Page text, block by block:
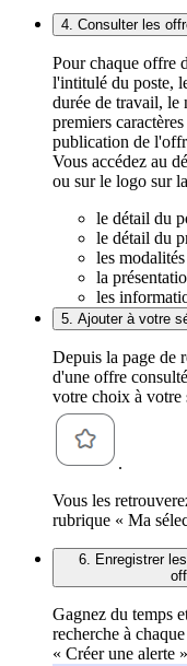
4. Consulter les
Pour chaque offre
l'intitulé du poste,
durée de travail, le
premiers
publication de
Vous accédez au
ou sur le logo sur
le détail du
le détail du
les
la
les
5. Ajouter à votre
Depuis la page de
d'une offre
votre choix à
.
Vous les
rubrique « Ma
6. Enregistrer
Gagnez du temps
recherche à
« Créer une alerte